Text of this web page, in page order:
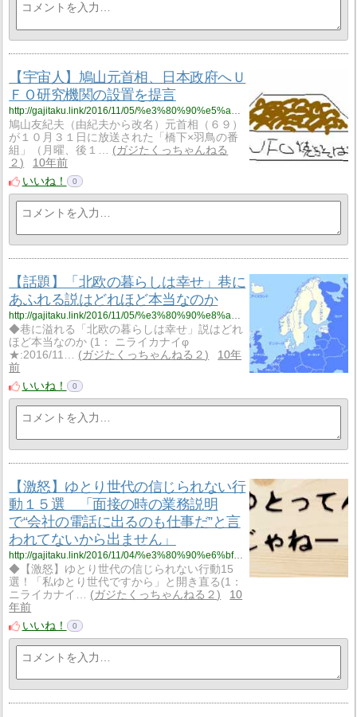
【宇宙人】鳩山元首相、日本政府へＵ
ＦＯ研究機関の設置を提言
鳩山友紀夫（由紀夫から改名）元首相（６９）
が１０月３１日に放送された「橋下×羽鳥の番
組」（月曜、後１…
ガジたくっちゃんねる
２
10年前
いいね！
0
【話題】「北欧の暮らしは幸せ」巷に
あふれる説はどれほど本当なのか
◆巷に溢れる「北欧の暮らしは幸せ」説はどれ
ほど本当なのか (1： ニライカナイφ
★:2016/11…
ガジたくっちゃんねる２
10年
前
いいね！
0
【激怒】ゆとり世代の信じられない行
動１５選 「面接の時の業務説明
で“会社の電話に出るのも仕事だ”と言
われてないから出ません」
http://gajitaku.link/2016/11/04/%e3%80%90%e6%bf%80%e6%80%92%e3%80%91%e3%82%86%e3%81%a8%e3%82%8a%e4%b8%96%e4%bb%a3%e3%81%ae%e4%bf%a1%e3%81%98%e3%82%89%e3%82%8c%e3%81%aa%e3%81%84%e8%a1%8c%e5%8b%95%ef%bc%91%ef%bc%95%e9%81%b8%e3%80%80/
◆【激怒】ゆとり世代の信じられない行動15
選！「私ゆとり世代ですから」と開き直る(1：
ニライカナイ…
ガジたくっちゃんねる２
10
年前
いいね！
0